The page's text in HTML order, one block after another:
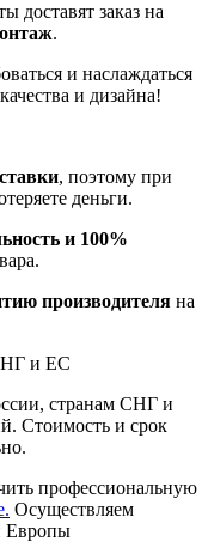
заказ на
.
и наслаждаться
и дизайна!
, поэтому при
деньги.
и 100%
производителя на
и ЕС
странам СНГ и
Стоимость и срок
профессиональную
Осуществляем
Европы